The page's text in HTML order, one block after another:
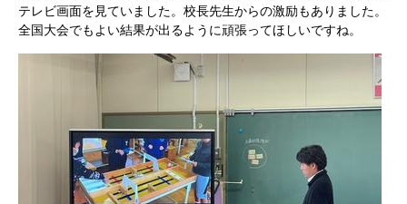
テレビ画面を見ていました。校長先生からの激励もありました。
全国大会でもよい結果が出るように頑張ってほしいですね。